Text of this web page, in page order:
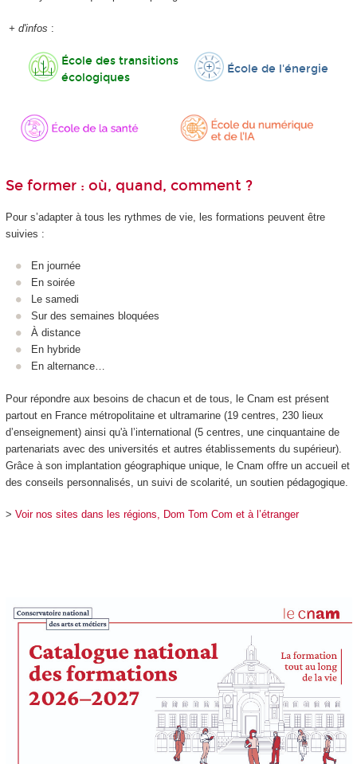
+ d'infos :
École des transitions
écologiques
École de l'énergie
Se former : où, quand, comment ?
Pour s’adapter à tous les rythmes de vie, les formations peuvent être
suivies :
En journée
En soirée
Le samedi
Sur des semaines bloquées
À distance
En hybride
En alternance…
Pour répondre aux besoins de chacun et de tous, le Cnam est présent
partout en France métropolitaine et ultramarine (19 centres, 230 lieux
d’enseignement) ainsi qu'à l’international (5 centres, une cinquantaine de
partenariats avec des universités et autres établissements du supérieur).
Grâce à son implantation géographique unique, le Cnam offre un accueil et
des conseils personnalisés, un suivi de scolarité, un soutien pédagogique.
> Voir nos sites dans les régions, Dom Tom Com et à l’étranger